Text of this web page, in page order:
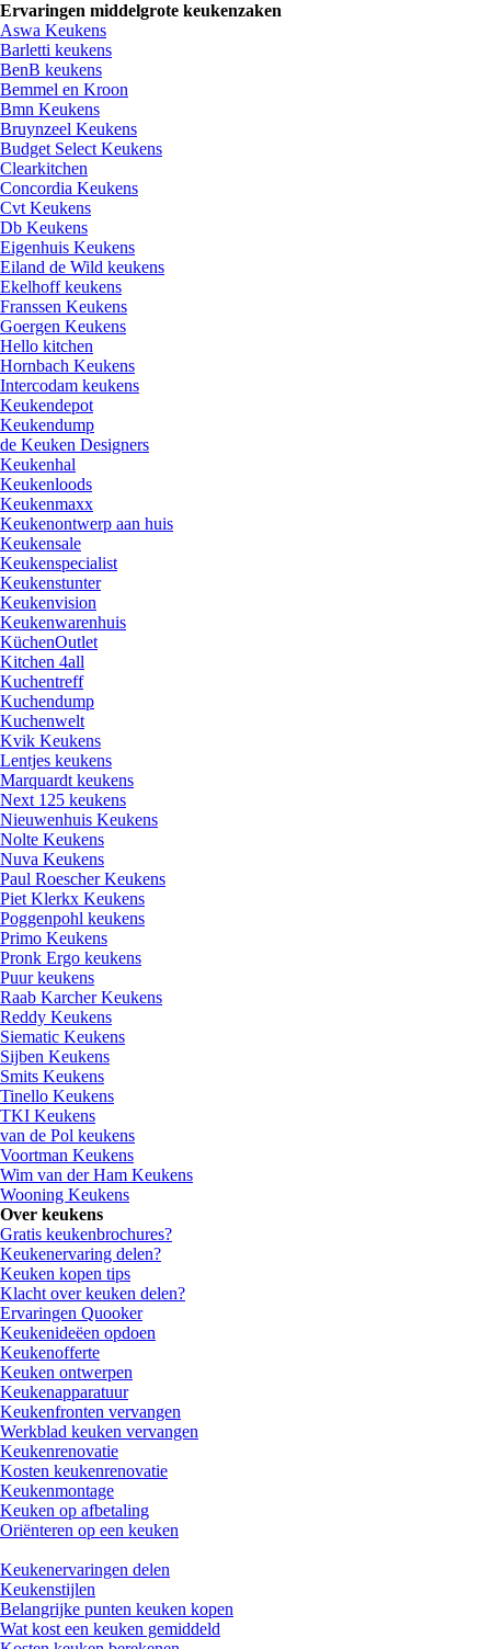
Ervaringen middelgrote keukenzaken
Aswa Keukens
Barletti keukens
BenB keukens
Bemmel en Kroon
Bmn Keukens
Bruynzeel Keukens
Budget Select Keukens
Clearkitchen
Concordia Keukens
Cvt Keukens
Db Keukens
Eigenhuis Keukens
Eiland de Wild keukens
Ekelhoff keukens
Franssen Keukens
Goergen Keukens
Hello kitchen
Hornbach Keukens
Intercodam keukens
Keukendepot
Keukendump
de Keuken Designers
Keukenhal
Keukenloods
Keukenmaxx
Keukenontwerp aan huis
Keukensale
Keukenspecialist
Keukenstunter
Keukenvision
Keukenwarenhuis
KüchenOutlet
Kitchen 4all
Kuchentreff
Kuchendump
Kuchenwelt
Kvik Keukens
Lentjes keukens
Marquardt keukens
Next 125 keukens
Nieuwenhuis Keukens
Nolte Keukens
Nuva Keukens
Paul Roescher Keukens
Piet Klerkx Keukens
Poggenpohl keukens
Primo Keukens
Pronk Ergo keukens
Puur keukens
Raab Karcher Keukens
Reddy Keukens
Siematic Keukens
Sijben Keukens
Smits Keukens
Tinello Keukens
TKI Keukens
van de Pol keukens
Voortman Keukens
Wim van der Ham Keukens
Wooning Keukens
Over keukens
Gratis keukenbrochures?
Keukenervaring delen?
Keuken kopen tips
Klacht over keuken delen?
Ervaringen Quooker
Keukenideëen opdoen
Keukenofferte
Keuken ontwerpen
Keukenapparatuur
Keukenfronten vervangen
Werkblad keuken vervangen
Keukenrenovatie
Kosten keukenrenovatie
Keukenmontage
Keuken op afbetaling
Oriënteren op een keuken
Keukenervaringen delen
Keukenstijlen
Belangrijke punten keuken kopen
Wat kost een keuken gemiddeld